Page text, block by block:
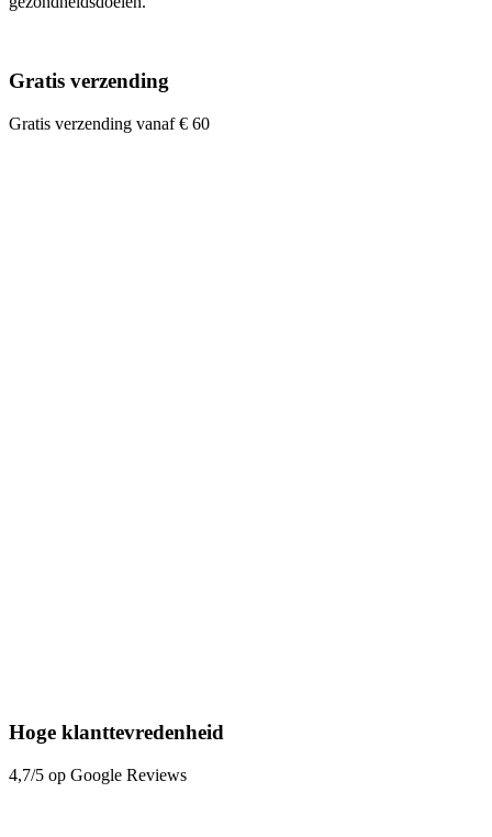
Gratis verzending
Gratis verzending vanaf € 60
Hoge klanttevredenheid
4,7/5 op Google Reviews